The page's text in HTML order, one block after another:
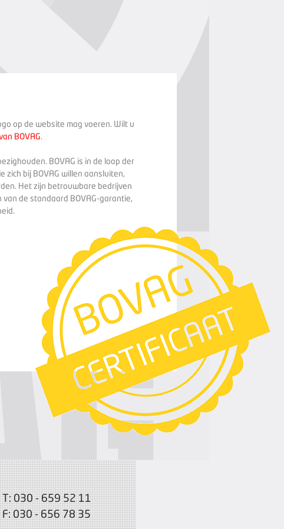
op de website mag voeren. Wilt u
BOVAG.
BOVAG is in de loop der
bij BOVAG willen aansluiten,
Het zijn betrouwbare bedrijven
de standaard BOVAG-garantie,
T: 030 - 659 52 11
F: 030 - 656 78 35